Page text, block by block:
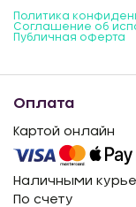
Политика
Соглашение об
Публичная оферта
Оплата
Картой онлайн
Наличными
По счету